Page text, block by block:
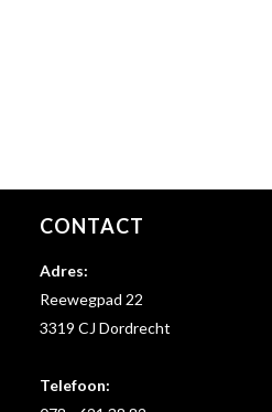
CONTACT
Adres:
Reewegpad 22
3319 CJ Dordrecht
Telefoon: